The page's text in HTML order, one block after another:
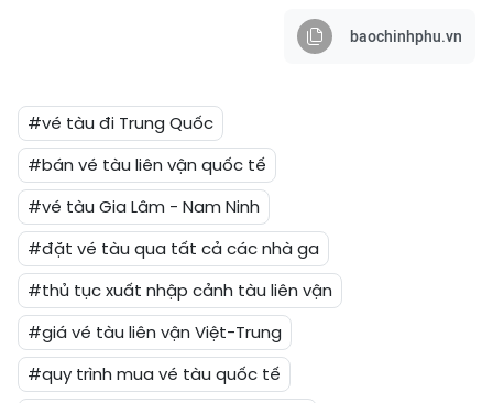
baochinhphu.vn
#vé tàu đi Trung Quốc
#bán vé tàu liên vận quốc tế
#vé tàu Gia Lâm - Nam Ninh
#đặt vé tàu qua tất cả các nhà ga
#thủ tục xuất nhập cảnh tàu liên vận
#giá vé tàu liên vận Việt-Trung
#quy trình mua vé tàu quốc tế